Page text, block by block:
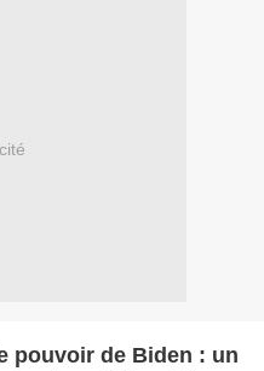
pouvoir de Biden : un